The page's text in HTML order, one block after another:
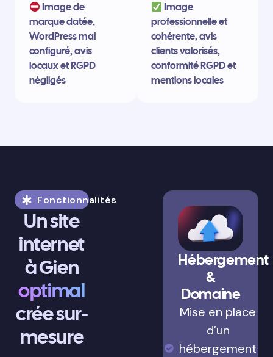
Image de
marque datée,
WordPress mal
configuré, avis
locaux et RGPD
négligés
Image
professionnelle et
cohérente, avis
clients valorisés,
conformité RGPD et
mentions locales
Fonctionnalités
Un site
internet
à Gien
optimal
crée sur-
mesure
Hébergement
&
Domaine
Mise en place
d’un
hébergement